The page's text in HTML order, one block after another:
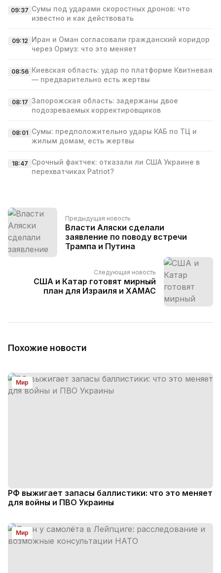
09:37 Сумы под ударами скоростных дронов: что
известно и как действовать
09:12 Иран и Оман согласовали гражданский коридор
через Ормуз: что это меняет
08:56 Киевская область: удар по платформе Квитневая
— предварительно есть жертвы
08:17 Запорожская область: задержаны двое
подозреваемых корректировщиков
08:01 Сумы: предположительно удары КАБ по ТЦ и
жилым домам, есть жертвы
18:47 Срочный фактчек: отказали ли США Украине в
перехватчиках Patriot?
Предыдущая новость
Власти Аляски сделали
заявление по поводу встречи
Трампа и Путина
Следующая новость
США и Катар готовят мирный
план для Израиля и ХАМАС
Похожие новости
Мир
РФ выжигает запасы баллистики: что это меняет
для войны и ПВО Украины
Мир